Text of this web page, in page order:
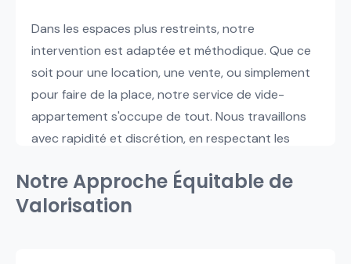
Dans les espaces plus restreints, notre
intervention est adaptée et méthodique. Que ce
soit pour une location, une vente, ou simplement
pour faire de la place, notre service de vide-
appartement s'occupe de tout. Nous travaillons
avec rapidité et discrétion, en respectant les
copropriétés.
Notre Approche Équitable de
Valorisation